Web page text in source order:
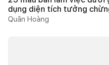
dụng diện tích tưởng
Quân Hoàng